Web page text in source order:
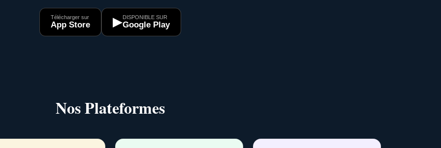
Télécharger sur
App Store ▶DISPONIBLE SUR
Google Play
Nos Plateformes